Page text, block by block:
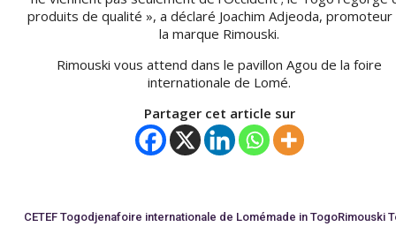
produits de qualité », a déclaré Joachim Adjeoda, promoteur
la marque Rimouski.
Rimouski vous attend dans le pavillon Agou de la foire
internationale de Lomé.
Partager cet article sur
CETEF Togodjenafoire internationale de Lomémade in TogoRimouski